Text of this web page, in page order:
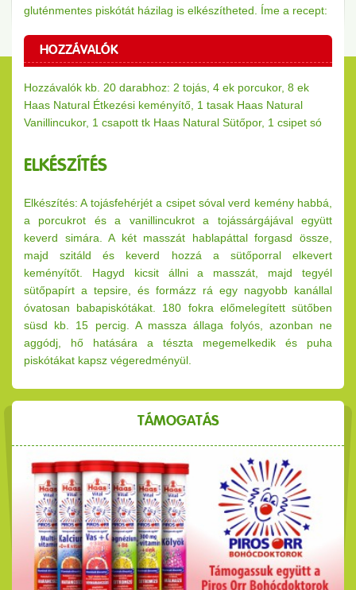
gluténmentes piskótát házilag is elkészítheted. Íme a recept:
HOZZÁVALÓK
Hozzávalók kb. 20 darabhoz: 2 tojás, 4 ek porcukor, 8 ek
Haas Natural Étkezési keményítő, 1 tasak Haas Natural
Vanillincukor, 1 csapott tk Haas Natural Sütőpor, 1 csipet só
ELKÉSZÍTÉS
Elkészítés: A tojásfehérjét a csipet sóval verd kemény habbá,
a porcukrot és a vanillincukrot a tojássárgájával együtt
keverd simára. A két masszát hablapáttal forgasd össze,
majd szitáld és keverd hozzá a sütőporral elkevert
keményítőt. Hagyd kicsit állni a masszát, majd tegyél
sütőpapírt a tepsire, és formázz rá egy nagyobb kanállal
óvatosan babapiskótákat. 180 fokra előmelegített sütőben
süsd kb. 15 percig. A massza állaga folyós, azonban ne
aggódj, hő hatására a tészta megemelkedik és puha
piskótákat kapsz végeredményül.
TÁMOGATÁS